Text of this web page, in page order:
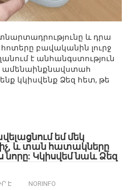
և դրա
բավականին լուրջ
է անհանգստություն
ամենաինքնավստահ
կկիսվենք Ձեզ հետ, թե
եմ մեկ
և տան հատակները
նորը: Կկիսվեմ նաև Ձեզ
Է
NORINFO